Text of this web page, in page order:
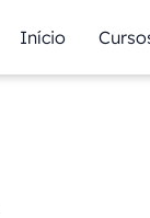
Início